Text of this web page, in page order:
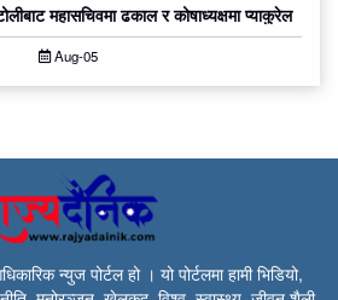
महासचिवमा ढकाल र कोषाध्यक्षमा प्याकुरेल
Aug-05
न्युज पोर्टल हो । यो पोर्टलमा हामी भिडियो,